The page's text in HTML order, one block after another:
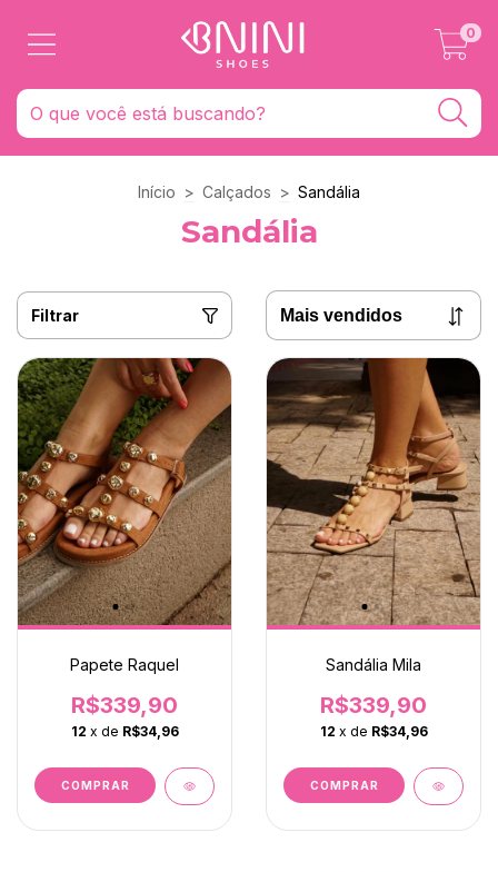
0
Início > Calçados > Sandália
Sandália
Filtrar
Papete Raquel
R$339,90
12 x de R$34,96
COMPRAR
Sandália Mila
R$339,90
12 x de R$34,96
COMPRAR